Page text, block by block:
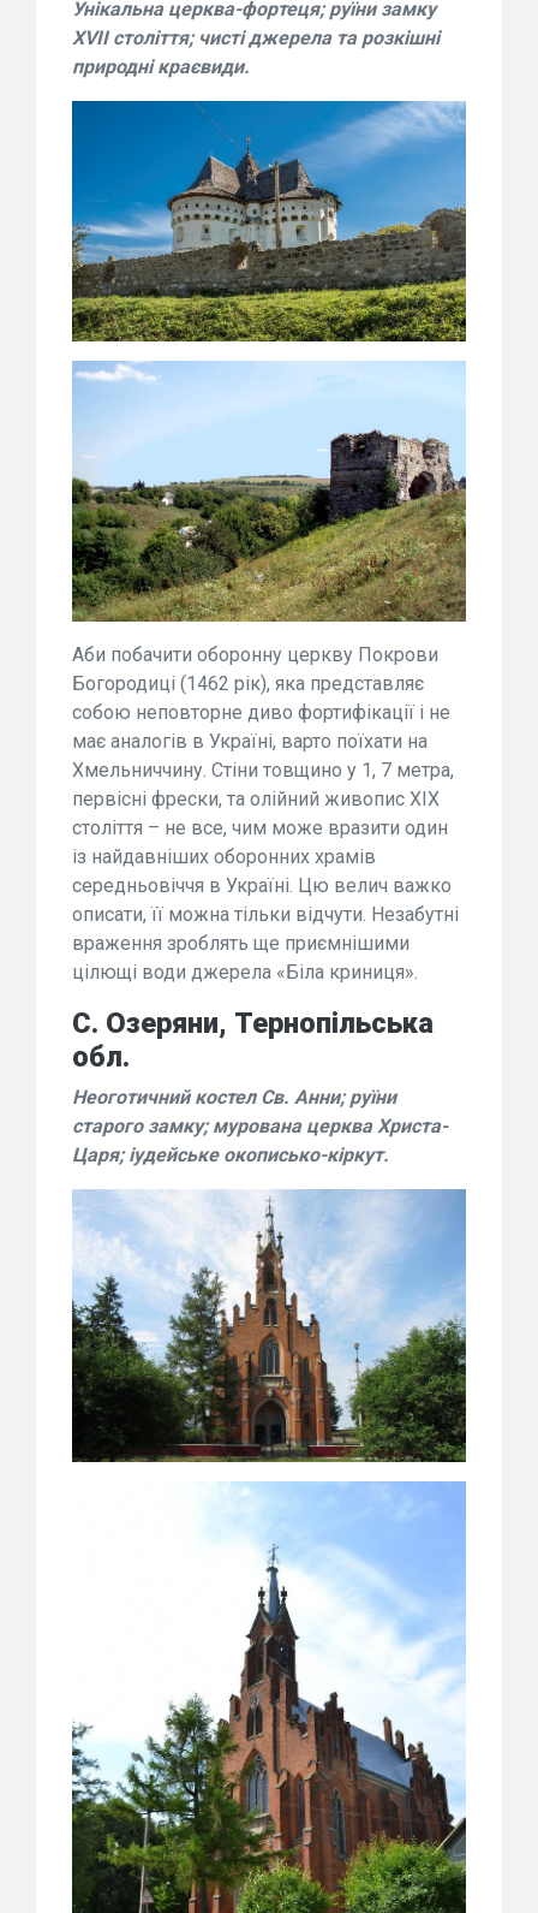
Унікальна церква-фортеця; руїни замку
XVІІ століття; чисті джерела та розкішні
природні краєвиди.
Аби побачити оборонну церкву Покрови
Богородиці (1462 рік), яка представляє
собою неповторне диво фортифікації і не
має аналогів в Україні, варто поїхати на
Хмельниччину. Стіни товщино у 1, 7 метра,
первісні фрески, та олійний живопис ХІХ
століття – не все, чим може вразити один
із найдавніших оборонних храмів
середньовіччя в Україні. Цю велич важко
описати, її можна тільки відчути. Незабутні
враження зроблять ще приємнішими
цілющі води джерела «Біла криниця».
С. Озеряни, Тернопільська
обл.
Неоготичний костел Св. Анни; руїни
старого замку; мурована церква Христа-
Царя; іудейське окописько-кіркут.